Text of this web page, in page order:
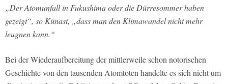
„Der Atomunfall in Fukushima oder die Dürresommer haben
gezeigt“, so Künast, „dass man den Klimawandel nicht mehr
leugnen kann.“
Bei der Wiederaufbereitung der mittlerweile schon notorischen
Geschichte von den tausenden Atomtoten handelte es sich nicht um